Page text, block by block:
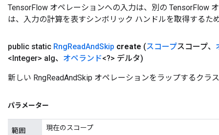
TensorFlow オペレーションへの入力は、別の TensorFlow
は、入力の計算を表すシンボリック ハンドルを取得するた
public static RngReadAndSkip create (スコープスコープ、
<Integer> alg、 オペランド<?> デルタ)
新しい RngReadAndSkip オペレーションをラップするクラ
パラメーター
範囲 現在のスコープ